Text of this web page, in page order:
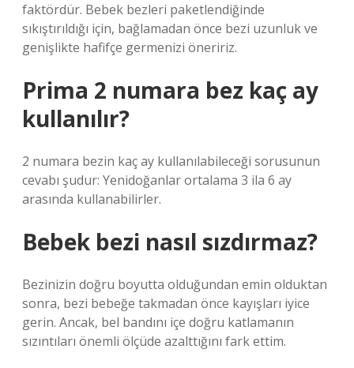
faktördür. Bebek bezleri paketlendiğinde
sıkıştırıldığı için, bağlamadan önce bezi uzunluk ve
genişlikte hafifçe germenizi öneririz.
Prima 2 numara bez kaç ay
kullanılır?
2 numara bezin kaç ay kullanılabileceği sorusunun
cevabı şudur: Yenidoğanlar ortalama 3 ila 6 ay
arasında kullanabilirler.
Bebek bezi nasıl sızdırmaz?
Bezinizin doğru boyutta olduğundan emin olduktan
sonra, bezi bebeğe takmadan önce kayışları iyice
gerin. Ancak, bel bandını içe doğru katlamanın
sızıntıları önemli ölçüde azalttığını fark ettim.